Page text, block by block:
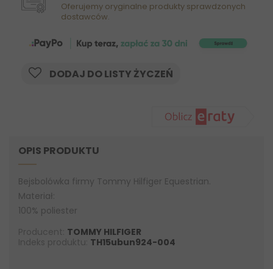
Oferujemy oryginalne produkty sprawdzonych
dostawców.
DODAJ DO LISTY ŻYCZEŃ
OPIS PRODUKTU
Bejsbolówka firmy Tommy Hilfiger Equestrian.
Materiał:
100% poliester
Producent: TOMMY HILFIGER
Indeks produktu: TH15ubun924-004